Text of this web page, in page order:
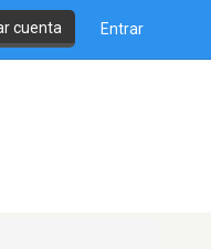
cuenta Entrar